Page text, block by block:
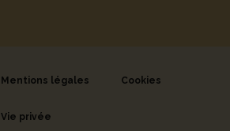
Mentions légales Cookies
Vie privée